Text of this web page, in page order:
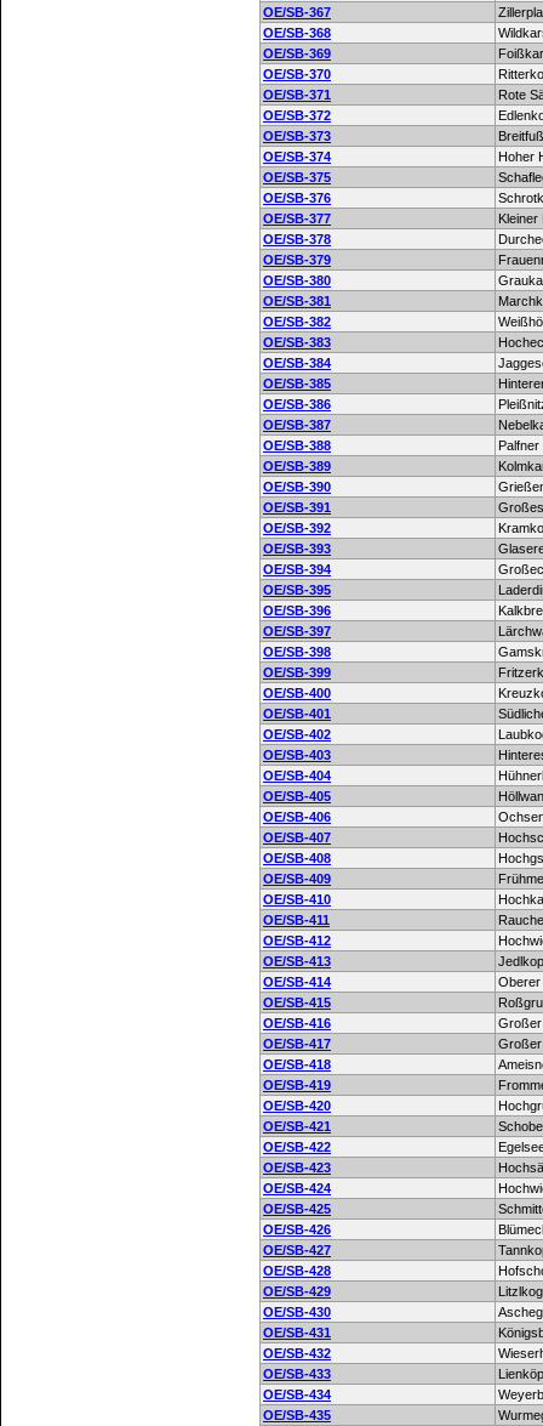
OE/SB-367
OE/SB-368
OE/SB-369
OE/SB-370
OE/SB-371
Rote
OE/SB-372
OE/SB-373
Breitfuß
OE/SB-374
Hoher
OE/SB-375
OE/SB-376
OE/SB-377
Kleiner
OE/SB-378
OE/SB-379
OE/SB-380
OE/SB-381
OE/SB-382
OE/SB-383
OE/SB-384
OE/SB-385
OE/SB-386
OE/SB-387
OE/SB-388
Palfner
OE/SB-389
OE/SB-390
OE/SB-391
OE/SB-392
OE/SB-393
OE/SB-394
OE/SB-395
OE/SB-396
OE/SB-397
OE/SB-398
OE/SB-399
OE/SB-400
OE/SB-401
OE/SB-402
OE/SB-403
OE/SB-404
OE/SB-405
OE/SB-406
OE/SB-407
OE/SB-408
OE/SB-409
OE/SB-410
OE/SB-411
OE/SB-412
OE/SB-413
OE/SB-414
Oberer
OE/SB-415
OE/SB-416
OE/SB-417
Großer
OE/SB-418
OE/SB-419
OE/SB-420
OE/SB-421
OE/SB-422
OE/SB-423
OE/SB-424
OE/SB-425
OE/SB-426
OE/SB-427
OE/SB-428
OE/SB-429
OE/SB-430
OE/SB-431
OE/SB-432
OE/SB-433
OE/SB-434
OE/SB-435